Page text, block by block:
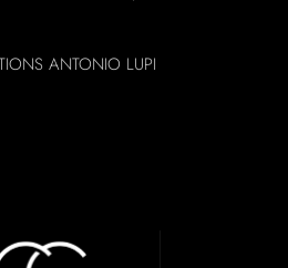
ANTONIO LUPI